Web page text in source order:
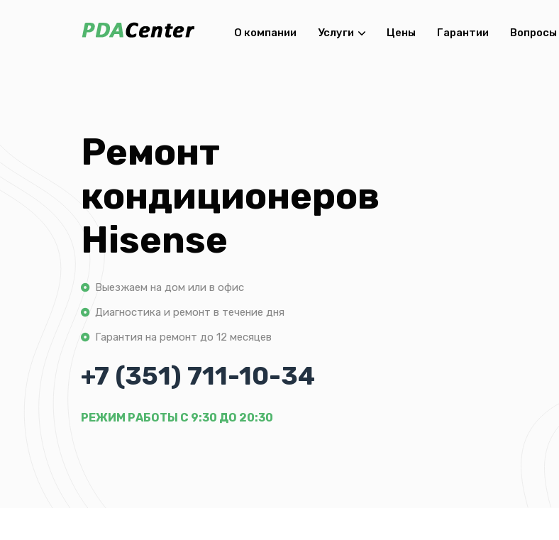
О компании Услуги Цены Гарантии Вопросы
Ремонт
кондиционеров
Hisense
Выезжаем на дом или в офис
Диагностика и ремонт в течение дня
Гарантия на ремонт до 12 месяцев
+7 (351) 711-10-34
РЕЖИМ РАБОТЫ С 9:30 ДО 20:30